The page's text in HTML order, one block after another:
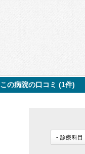
この病院の口コミ (1件)